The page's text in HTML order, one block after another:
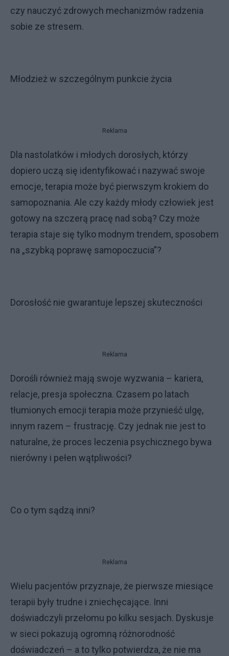
czy nauczyć zdrowych mechanizmów radzenia
sobie ze stresem.
Młodzież w szczególnym punkcie życia
Reklama
Dla nastolatków i młodych dorosłych, którzy
dopiero uczą się identyfikować i nazywać swoje
emocje, terapia może być pierwszym krokiem do
samopoznania. Ale czy każdy młody człowiek jest
gotowy na szczerą pracę nad sobą? Czy może
terapia staje się tylko modnym trendem, sposobem
na „szybką poprawę samopoczucia”?
Dorosłość nie gwarantuje lepszej skuteczności
Reklama
Dorośli również mają swoje wyzwania – kariera,
relacje, presja społeczna. Czasem po latach
tłumionych emocji terapia może przynieść ulgę,
innym razem – frustrację. Czy jednak nie jest to
naturalne, że proces leczenia psychicznego bywa
nierówny i pełen wątpliwości?
Co o tym sądzą inni?
Reklama
Wielu pacjentów przyznaje, że pierwsze miesiące
terapii były trudne i zniechęcające. Inni
doświadczyli przełomu po kilku sesjach. Dyskusje
w sieci pokazują ogromną różnorodność
doświadczeń – a to tylko potwierdza, że nie ma